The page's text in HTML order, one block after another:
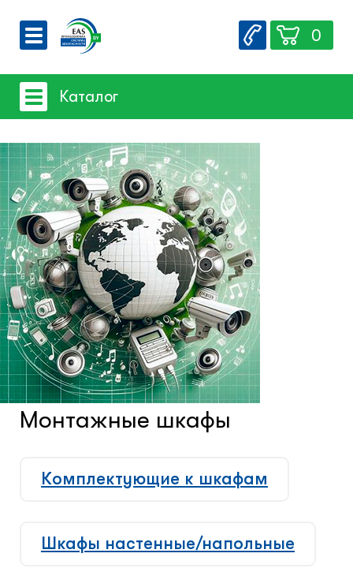
О компании
Вакансии
Контакты
0
Каталог
Системы видеонаблюдения
Системы защиты товаров от краж
Счетчики посетителей
Защита товара на стеллажах
Системы фонового озвучивания
помещений
Системы контроля и управления
Зеркала безопасности
Монтажные шкафы
Комплектующие к шкафам
Шкафы настенные/напольные